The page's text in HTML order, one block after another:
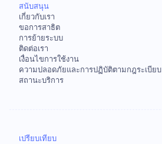
สนับสนุน
เกี่ยวกับเรา
ขอการสาธิต
การย้ายระบบ
ติดต่อเรา
เงื่อนไขการใช้งาน
ความปลอดภัยและการปฏิบัติตามกฎระเบียบ
สถานะบริการ
เปรียบเทียบ